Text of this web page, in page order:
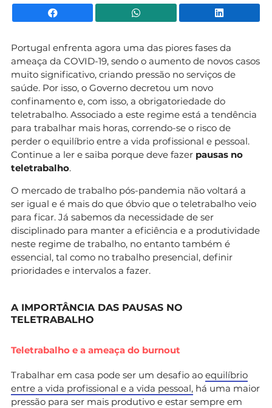
Facebook WhatsApp
Portugal enfrenta agora uma das piores fases da
ameaça da COVID-19, sendo o aumento de novos casos
muito significativo, criando pressão no serviços de
saúde. Por isso, o Governo decretou um novo
confinamento e, com isso, a obrigatoriedade do
teletrabalho. Associado a este regime está a tendência
para trabalhar mais horas, correndo-se o risco de
perder o equilíbrio entre a vida profissional e pessoal.
Continue a ler e saiba porque deve fazer pausas no
teletrabalho.
O mercado de trabalho pós-pandemia não voltará a
ser igual e é mais do que óbvio que o teletrabalho veio
para ficar. Já sabemos da necessidade de ser
disciplinado para manter a eficiência e a produtividade
neste regime de trabalho, no entanto também é
essencial, tal como no trabalho presencial, definir
prioridades e intervalos a fazer.
A IMPORTÂNCIA DAS PAUSAS NO
TELETRABALHO
Teletrabalho e a ameaça do burnout
Trabalhar em casa pode ser um desafio ao equilíbrio
entre a vida profissional e a vida pessoal, há uma maior
pressão para ser mais produtivo e estar sempre em